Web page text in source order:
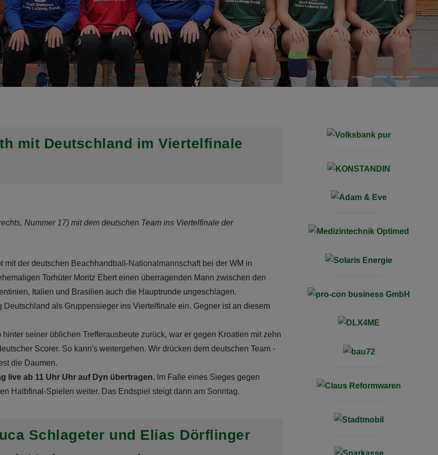
mit Deutschland im Viertelfinale
Nummer 17) mit dem deutschen Team ins Viertelfinale der
der deutschen Beachhandball-Nationalmannschaft bei der WM in
Torhüter Moritz Ebert einen überragenden Mann zwischen den
Italien und Brasilien auch die Hauptrunde ungeschlagen.
als Gruppensieger ins Viertelfinale ein. Gegner ist an diesem
seiner üblichen Trefferausbeute zurück, war er gegen Kroatien mit zehn
Scorer. So kann's weitergehen. Wir drücken dem deutschen Team -
die Daumen.
live ab 11 Uhr Uhr auf Dyn übertragen. Im Falle eines Sieges gegen
Halbfinal-Spielen weiter. Das Endspiel steigt dann am Sonntag.
Schlageter und Elias Dörflinger